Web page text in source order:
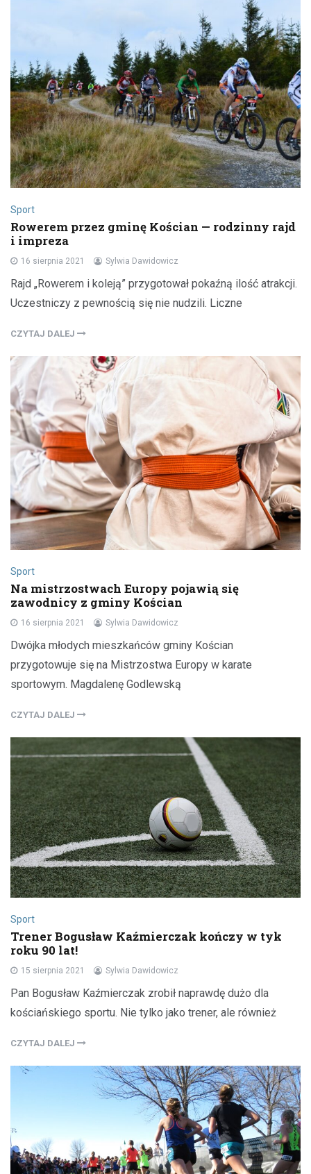
Sport
Rowerem przez gminę Kościan — rodzinny rajd
i impreza
16 sierpnia 2021 Sylwia Dawidowicz
Rajd „Rowerem i koleją” przygotował pokaźną ilość atrakcji.
Uczestniczy z pewnością się nie nudzili. Liczne
CZYTAJ DALEJ
Sport
Na mistrzostwach Europy pojawią się
zawodnicy z gminy Kościan
16 sierpnia 2021 Sylwia Dawidowicz
Dwójka młodych mieszkańców gminy Kościan
przygotowuje się na Mistrzostwa Europy w karate
sportowym. Magdalenę Godlewską
CZYTAJ DALEJ
Sport
Trener Bogusław Kaźmierczak kończy w tyk
roku 90 lat!
15 sierpnia 2021 Sylwia Dawidowicz
Pan Bogusław Kaźmierczak zrobił naprawdę dużo dla
kościańskiego sportu. Nie tylko jako trener, ale również
CZYTAJ DALEJ